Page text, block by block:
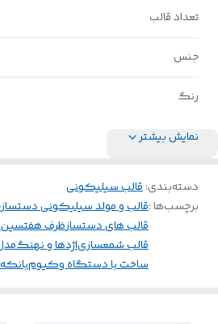
تعداد قالب
جنس
رنگ
نمایش بیشتر
دسته‌بندی:قالب سیلیکونی
برچسب‌ها :قالب و مولد سیلیکونی دستساز
قالب های دستسازظرف هفتسین
قالب شمعسازیاژدها و نهنگ
ساخت با دستگاه وکیومبانکه